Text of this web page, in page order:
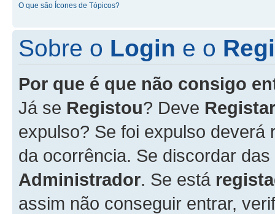
O que são Ícones de Tópicos?
Sobre o Login e o
Por que é que não consigo
Já se Registou? Deve
expulso? Se foi expulso
da ocorrência. Se discordar
Administrador. Se está
assim não conseguir entrar,